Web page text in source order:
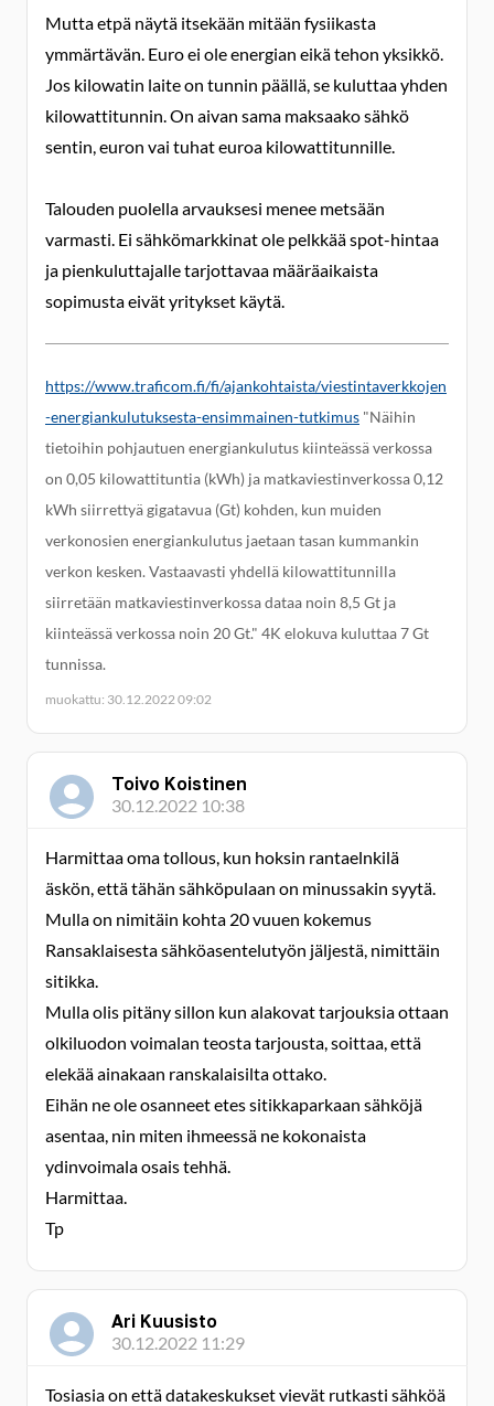
Mutta etpä näytä itsekään mitään fysiikasta
ymmärtävän. Euro ei ole energian eikä tehon yksikkö.
Jos kilowatin laite on tunnin päällä, se kuluttaa yhden
kilowattitunnin. On aivan sama maksaako sähkö
sentin, euron vai tuhat euroa kilowattitunnille.
Talouden puolella arvauksesi menee metsään
varmasti. Ei sähkömarkkinat ole pelkkää spot-hintaa
ja pienkuluttajalle tarjottavaa määräaikaista
sopimusta eivät yritykset käytä.
https://www.traficom.fi/fi/ajankohtaista/viestintaverkkojen
-energiankulutuksesta-ensimmainen-tutkimus "Näihin
tietoihin pohjautuen energiankulutus kiinteässä verkossa
on 0,05 kilowattituntia (kWh) ja matkaviestinverkossa 0,12
kWh siirrettyä gigatavua (Gt) kohden, kun muiden
verkonosien energiankulutus jaetaan tasan kummankin
verkon kesken. Vastaavasti yhdellä kilowattitunnilla
siirretään matkaviestinverkossa dataa noin 8,5 Gt ja
kiinteässä verkossa noin 20 Gt." 4K elokuva kuluttaa 7 Gt
tunnissa.
muokattu: 30.12.2022 09:02
Toivo Koistinen
30.12.2022 10:38
Harmittaa oma tollous, kun hoksin rantaelnkilä
äskön, että tähän sähköpulaan on minussakin syytä.
Mulla on nimitäin kohta 20 vuuen kokemus
Ransaklaisesta sähköasentelutyön jäljestä, nimittäin
sitikka.
Mulla olis pitäny sillon kun alakovat tarjouksia ottaan
olkiluodon voimalan teosta tarjousta, soittaa, että
elekää ainakaan ranskalaisilta ottako.
Eihän ne ole osanneet etes sitikkaparkaan sähköjä
asentaa, nin miten ihmeessä ne kokonaista
ydinvoimala osais tehhä.
Harmittaa.
Tp
Ari Kuusisto
30.12.2022 11:29
Tosiasia on että datakeskukset vievät rutkasti sähköä